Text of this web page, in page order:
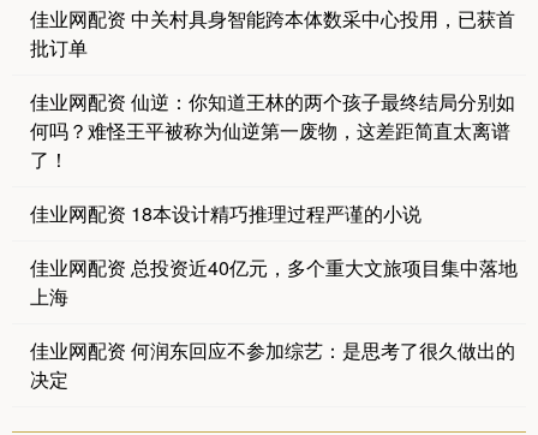
佳业网配资 中关村具身智能跨本体数采中心投用，已获首
批订单
佳业网配资 仙逆：你知道王林的两个孩子最终结局分别如
何吗？难怪王平被称为仙逆第一废物，这差距简直太离谱
了！
佳业网配资 18本设计精巧推理过程严谨的小说
佳业网配资 总投资近40亿元，多个重大文旅项目集中落地
上海
佳业网配资 何润东回应不参加综艺：是思考了很久做出的
决定